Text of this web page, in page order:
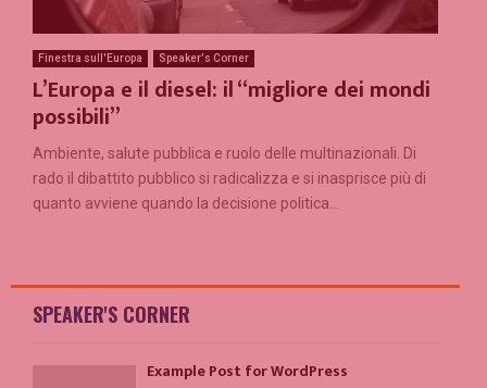
Finestra sull'Europa Speaker's Corner
L’Europa e il diesel: il “migliore dei mondi
possibili”
Ambiente, salute pubblica e ruolo delle multinazionali. Di
rado il dibattito pubblico si radicalizza e si inasprisce più di
quanto avviene quando la decisione politica...
SPEAKER'S CORNER
Example Post for WordPress